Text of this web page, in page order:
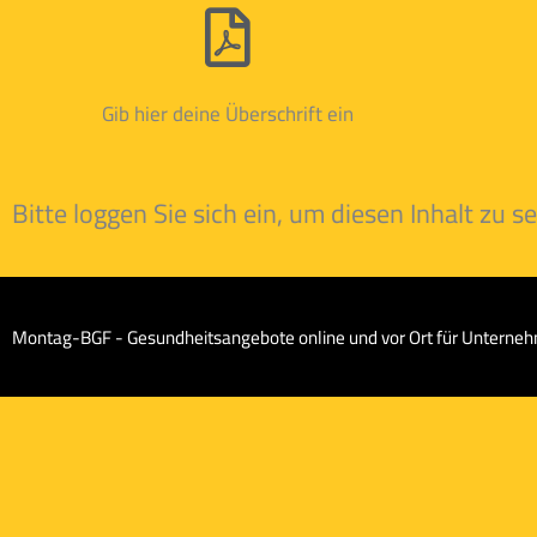
Gib hier deine Überschrift ein
Bitte loggen Sie sich ein, um diesen Inhalt zu
Montag-BGF - Gesundheitsangebote online und vor Ort für